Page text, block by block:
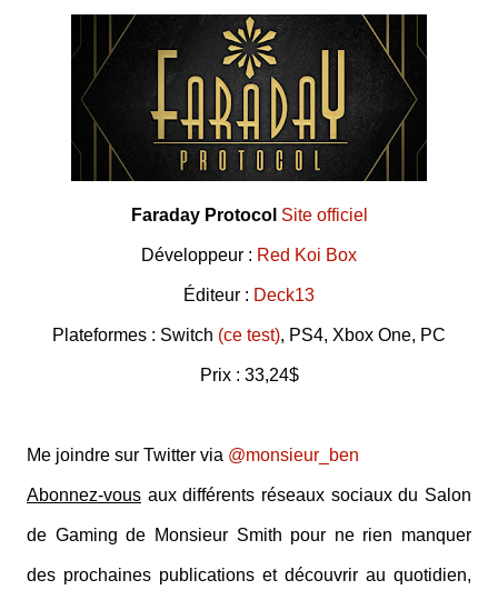
Faraday Protocol Site officiel
Développeur : Red Koi Box
Éditeur : Deck13
Plateformes : Switch (ce test), PS4, Xbox One, PC
Prix : 33,24$
Me joindre sur Twitter via @monsieur_ben
Abonnez-vous aux différents réseaux sociaux du Salon
de Gaming de Monsieur Smith pour ne rien manquer
des prochaines publications et découvrir au quotidien,